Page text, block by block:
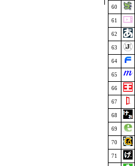
60
61
62
63
64
65
66
67
68
69
70
71